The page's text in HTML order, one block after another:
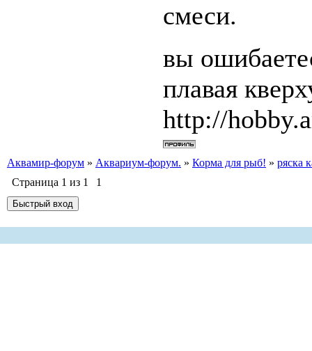
смеси.
вы
плавая
http://
Аквамир-форум » Аквариум-форум. » Корма для рыб! » ряска
Страница 1 из 1 1